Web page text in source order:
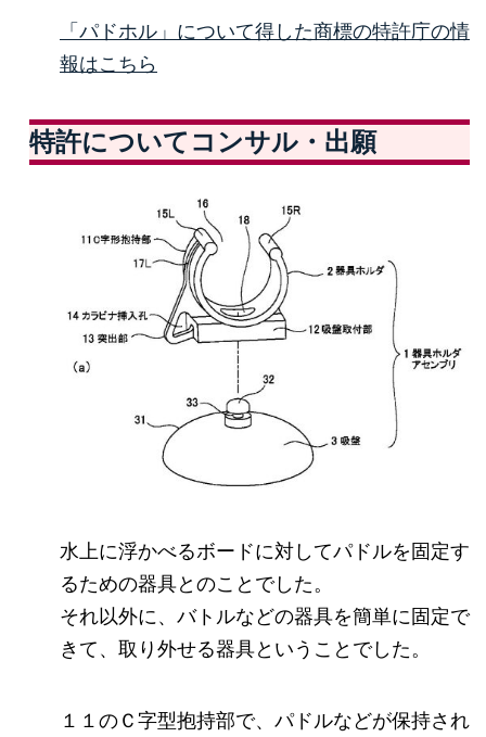
「パドホル」について得した商標の特許庁の情
報はこちら
特許についてコンサル・出願
水上に浮かべるボードに対してパドルを固定す
るための器具とのことでした。
それ以外に、バトルなどの器具を簡単に固定で
きて、取り外せる器具ということでした。
１１のＣ字型抱持部で、パドルなどが保持され